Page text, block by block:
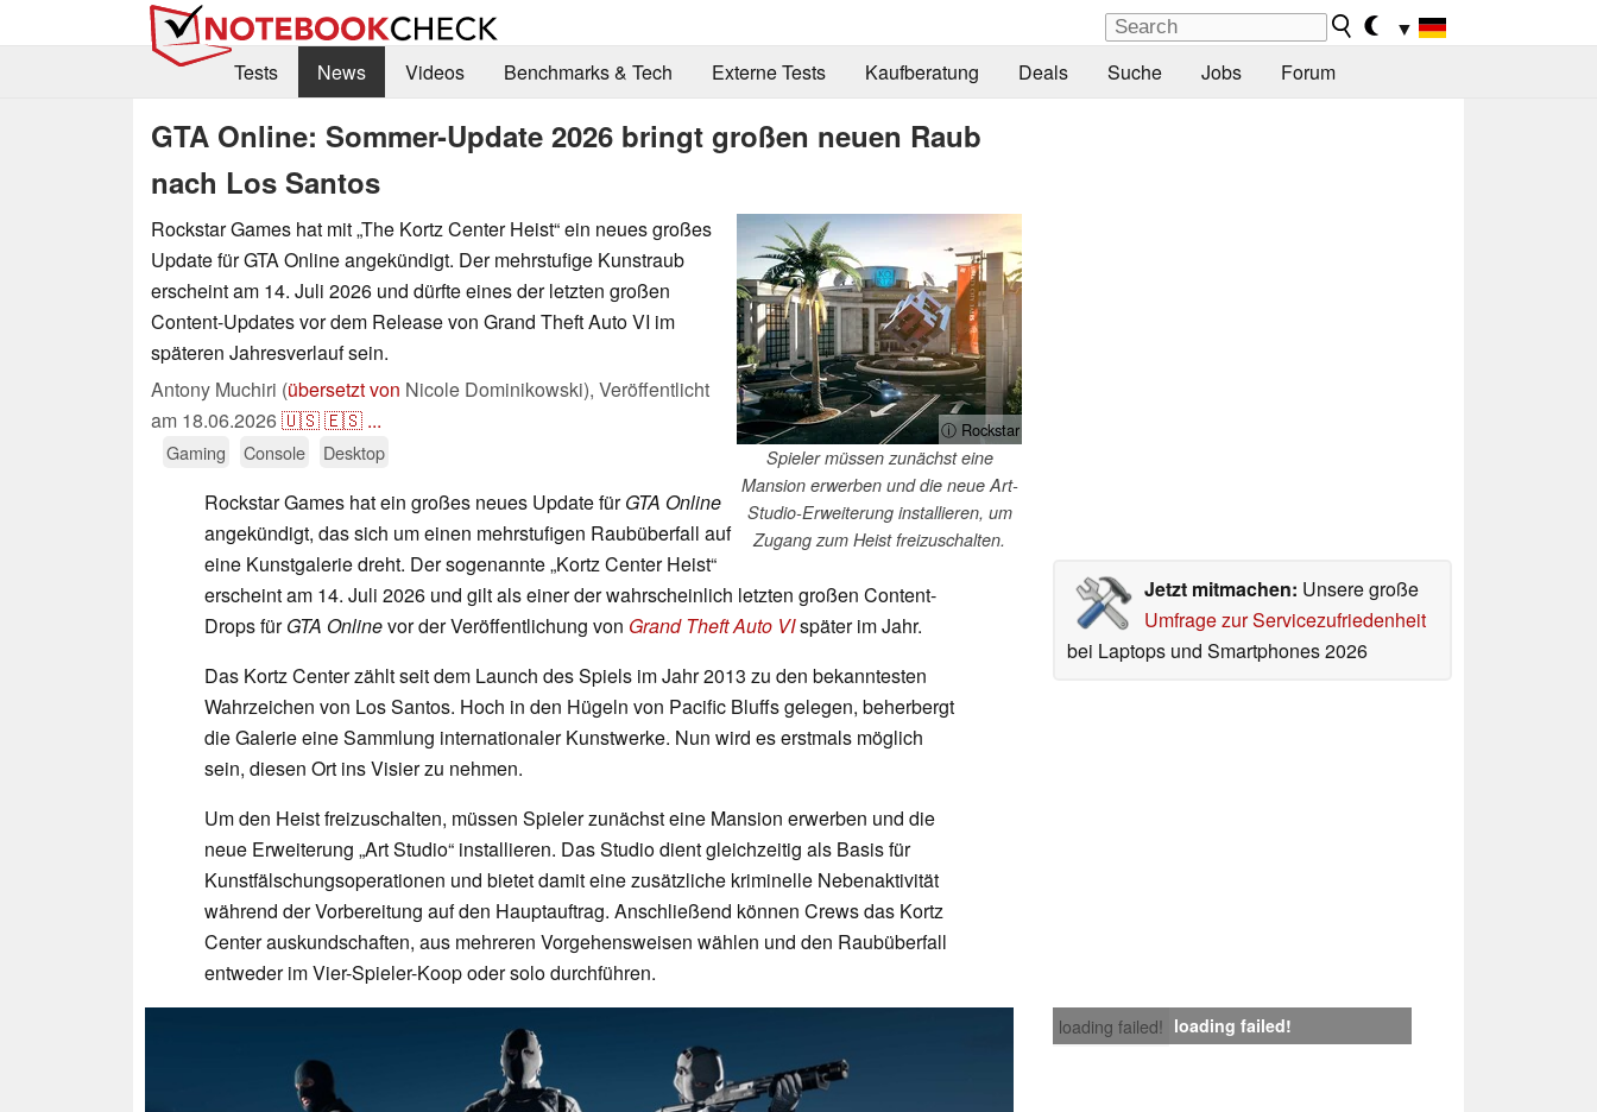
▼
Tests
News Videos Benchmarks & Tech Externe Tests Kaufberatung Deals Suche Jobs Forum
GTA Online: Sommer-Update 2026 bringt großen neuen Raub
nach Los Santos
ⓘ Rockstar
Spieler müssen zunächst eine
Mansion erwerben und die neue Art-
Studio-Erweiterung installieren, um
Zugang zum Heist freizuschalten.
Rockstar Games hat mit „The Kortz Center Heist“ ein neues großes
Update für GTA Online angekündigt. Der mehrstufige Kunstraub
erscheint am 14. Juli 2026 und dürfte eines der letzten großen
Content-Updates vor dem Release von Grand Theft Auto VI im
späteren Jahresverlauf sein.
Antony Muchiri (übersetzt von Nicole Dominikowski), Veröffentlicht
am 18.06.2026🇺🇸🇪🇸 ...
Gaming Console Desktop
Jetzt mitmachen: Unsere große
Umfrage zur Servicezufriedenheit
bei Laptops und Smartphones 2026
Rockstar Games hat ein großes neues Update fürGTA Online
angekündigt, das sich um einen mehrstufigen Raubüberfall auf
eine Kunstgalerie dreht. Der sogenannte „Kortz Center Heist“
erscheint am 14. Juli 2026 und gilt als einer der wahrscheinlich letzten großen Content-
Drops fürGTA Onlinevor der Veröffentlichung von Grand Theft Auto VIspäter im Jahr.
Das Kortz Center zählt seit dem Launch des Spiels im Jahr 2013 zu den bekanntesten
Wahrzeichen von Los Santos. Hoch in den Hügeln von Pacific Bluffs gelegen, beherbergt
die Galerie eine Sammlung internationaler Kunstwerke. Nun wird es erstmals möglich
sein, diesen Ort ins Visier zu nehmen.
Um den Heist freizuschalten, müssen Spieler zunächst eine Mansion erwerben und die
neue Erweiterung „Art Studio“ installieren. Das Studio dient gleichzeitig als Basis für
Kunstfälschungsoperationen und bietet damit eine zusätzliche kriminelle Nebenaktivität
während der Vorbereitung auf den Hauptauftrag. Anschließend können Crews das Kortz
Center auskundschaften, aus mehreren Vorgehensweisen wählen und den Raubüberfall
entweder im Vier-Spieler-Koop oder solo durchführen.
loading failed! loading failed!